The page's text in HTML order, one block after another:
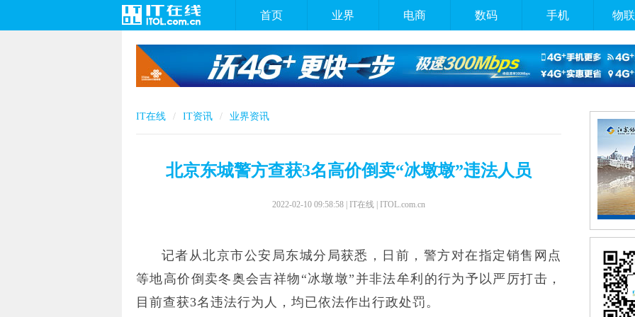
首页 业界 电商 数码 手机 物
IT在线 IT资讯 业界资讯
北京东城警方查获3名高价倒卖“冰墩墩”违法人员
2022-02-10 09:58:58 | IT在线 | ITOL.com.cn
记者从北京市公安局东城分局获悉，日前，警方对在指定销售网点
等地高价倒卖冬奥会吉祥物“冰墩墩”并非法牟利的行为予以严厉打击，
目前查获3名违法行为人，均已依法作出行政处罚。